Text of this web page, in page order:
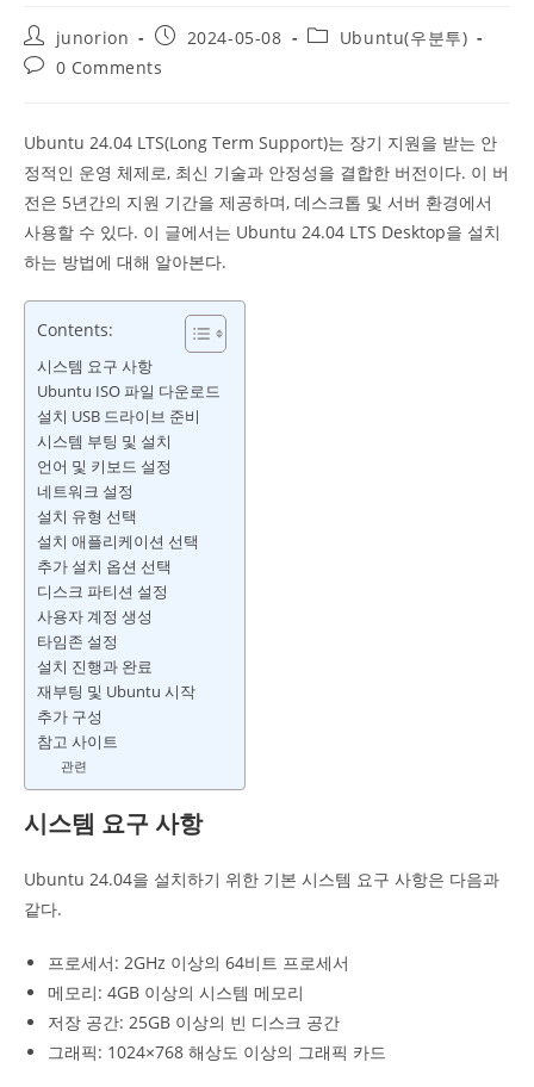
Post
author:
junorion
Post2024-05-08
PostUbuntu(우분투)
Post0 Comments
Ubuntu 24.04 LTS(Long Term Support)는 장기 지원을 받는 안
정적인 운영 체제로, 최신 기술과 안정성을 결합한 버전이다. 이 버
전은 5년간의 지원 기간을 제공하며, 데스크톱 및 서버 환경에서
사용할 수 있다. 이 글에서는 Ubuntu 24.04 LTS Desktop을 설치
하는 방법에 대해 알아본다.
Contents:
시스템 요구 사항
Ubuntu ISO 파일 다운로드
설치 USB 드라이브 준비
시스템 부팅 및 설치
언어 및 키보드 설정
네트워크 설정
설치 유형 선택
설치 애플리케이션 선택
추가 설치 옵션 선택
디스크 파티션 설정
사용자 계정 생성
타임존 설정
설치 진행과 완료
재부팅 및 Ubuntu 시작
추가 구성
참고 사이트
관련
시스템 요구 사항
Ubuntu 24.04을 설치하기 위한 기본 시스템 요구 사항은 다음과
같다.
프로세서: 2GHz 이상의 64비트 프로세서
메모리: 4GB 이상의 시스템 메모리
저장 공간: 25GB 이상의 빈 디스크 공간
그래픽: 1024×768 해상도 이상의 그래픽 카드